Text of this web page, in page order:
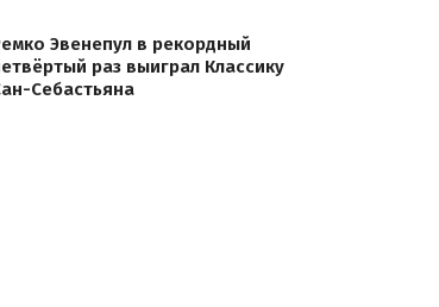
Эвенепул в рекордный
раз выиграл Классику
Себастьяна